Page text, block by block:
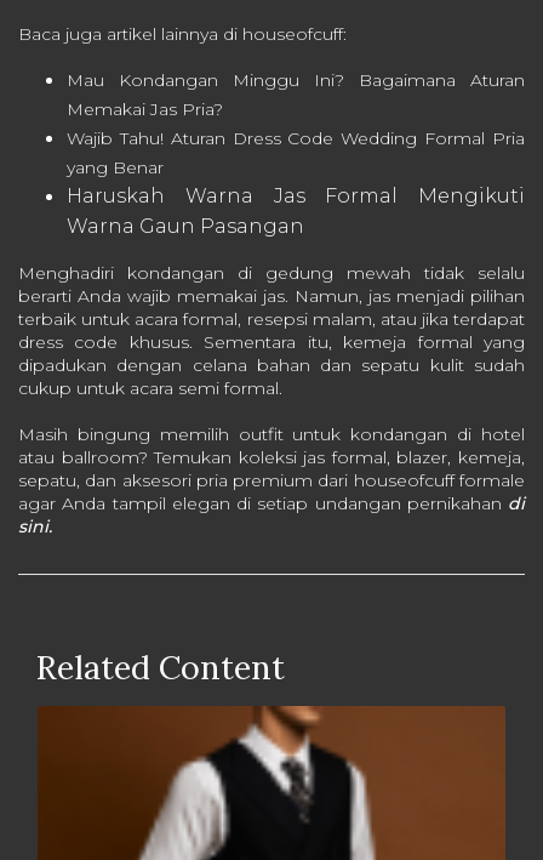
Baca juga artikel lainnya di houseofcuff:
Mau Kondangan Minggu Ini? Bagaimana Aturan
Memakai Jas Pria?
Wajib Tahu! Aturan Dress Code Wedding Formal Pria
yang Benar
Haruskah Warna Jas Formal Mengikuti
Warna Gaun Pasangan
Menghadiri kondangan di gedung mewah tidak selalu
berarti Anda wajib memakai jas. Namun, jas menjadi pilihan
terbaik untuk acara formal, resepsi malam, atau jika terdapat
dress code khusus. Sementara itu, kemeja formal yang
dipadukan dengan celana bahan dan sepatu kulit sudah
cukup untuk acara semi formal.
Masih bingung memilih outfit untuk kondangan di hotel
atau ballroom? Temukan koleksi jas formal, blazer, kemeja,
sepatu, dan aksesori pria premium dari houseofcuff formale
agar Anda tampil elegan di setiap undangan pernikahan di
sini.
Related Content